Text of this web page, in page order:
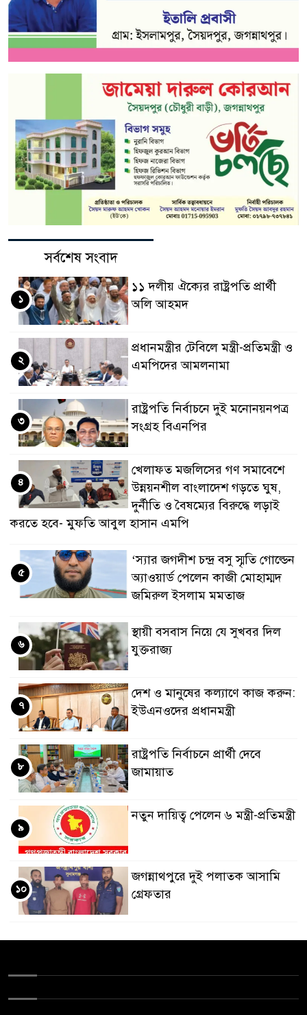
সর্বশেষ সংবাদ
১১ দলীয় ঐক্যের রাষ্ট্রপতি প্রার্থী
অলি আহমদ
১
প্রধানমন্ত্রীর টেবিলে মন্ত্রী-প্রতিমন্ত্রী ও
এমপিদের আমলনামা
২
রাষ্ট্রপতি নির্বাচনে দুই মনোনয়নপত্র
সংগ্রহ বিএনপির
৩
খেলাফত মজলিসের গণ সমাবেশে
উন্নয়নশীল বাংলাদেশ গড়তে ঘুষ,
দুর্নীতি ও বৈষম্যের বিরুদ্ধে লড়াই
করতে হবে- মুফতি আবুল হাসান এমপি
৪
‘স্যার জগদীশ চন্দ্র বসু স্মৃতি গোল্ডেন
অ্যাওয়ার্ড পেলেন কাজী মোহাম্মদ
জমিরুল ইসলাম মমতাজ
৫
স্থায়ী বসবাস নিয়ে যে সুখবর দিল
যুক্তরাজ্য
৬
দেশ ও মানুষের কল্যাণে কাজ করুন:
ইউএনওদের প্রধানমন্ত্রী
৭
রাষ্ট্রপতি নির্বাচনে প্রার্থী দেবে
জামায়াত
৮
নতুন দায়িত্ব পেলেন ৬ মন্ত্রী-প্রতিমন্ত্রী
৯
জগন্নাথপুরে দুই পলাতক আসামি
গ্রেফতার
১০